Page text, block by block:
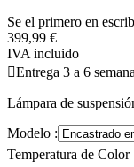
Se el primero en
399,99 €
IVA incluido
Entrega 3 a 6
Lámpara de
Modelo :
Temperatura de Color